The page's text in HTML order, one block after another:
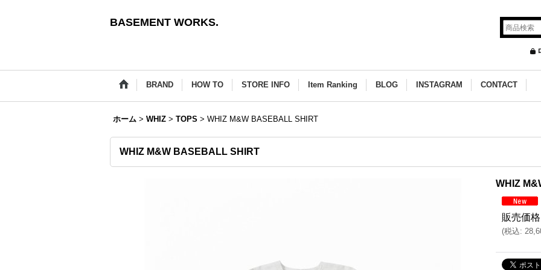
BASEMENT WORKS.
BRAND HOW TO STORE INFO Item Ranking BLOG INSTAGRAM CONTACT
ホーム > WHIZ > TOPS > WHIZ M&W BASEBALL SHIRT
WHIZ M&W BASEBALL SHIRT
WHIZ
販売価格
(税込: